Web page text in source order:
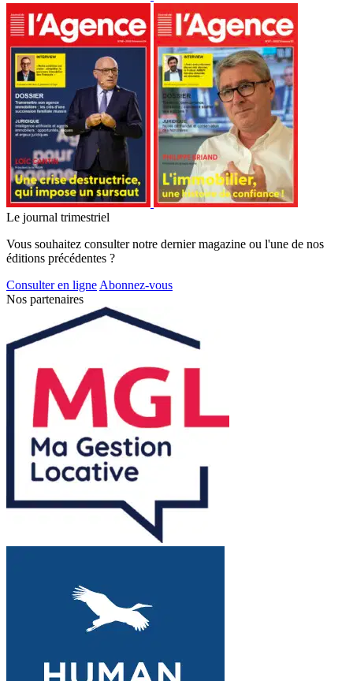
Le journal trimestriel
Vous souhaitez consulter notre dernier magazine ou l'une de nos
éditions précédentes ?
Consulter en ligne Abonnez-vous
Nos partenaires